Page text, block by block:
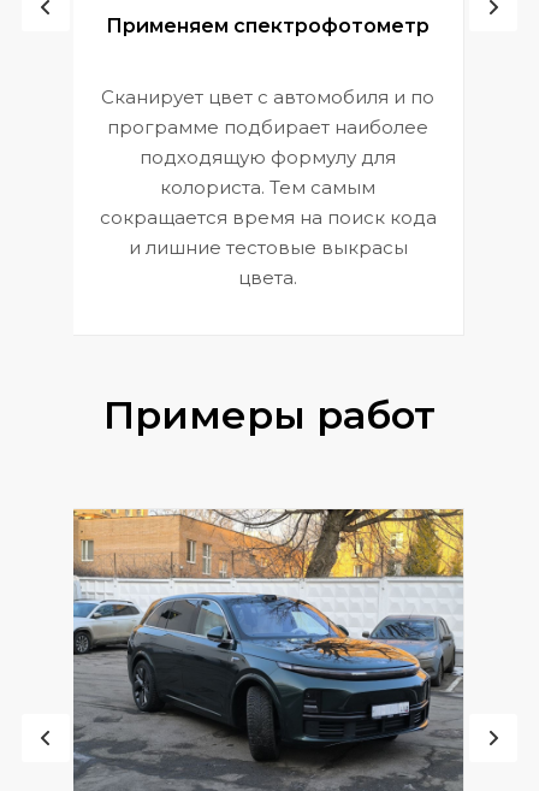
Применяем спектрофотометр
Сканирует цвет с автомобиля и по
программе подбирает наиболее
подходящую формулу для
колориста. Тем самым
сокращается время на поиск кода
и лишние тестовые выкрасы
цвета.
Примеры работ